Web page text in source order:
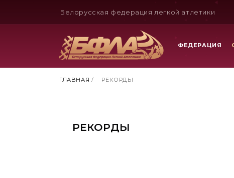
Белорусская федерация легкой атлетики
ФЕДЕРАЦИЯ
ГЛАВНАЯ / РЕКОРДЫ
РЕКОРДЫ